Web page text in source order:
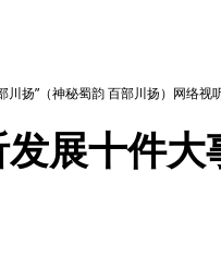
川扬”（神秘蜀韵 百部川扬）网络视
展十件大